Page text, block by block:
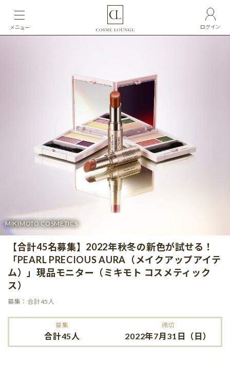
ログイン
メニュー
MIKIMOTO COSMETICS
【合計45名募集】2022年秋冬の新色が試せる！
「PEARL PRECIOUS AURA（メイクアップアイテ
ム）」現品モニター（ミキモト コスメティック
ス）
募集：合計45人
募集
合計45人
締切
2022年7月31日（日）